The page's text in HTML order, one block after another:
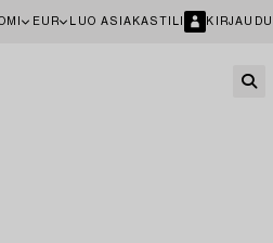
EUR LUO ASIAKASTILI KIRJAUDU